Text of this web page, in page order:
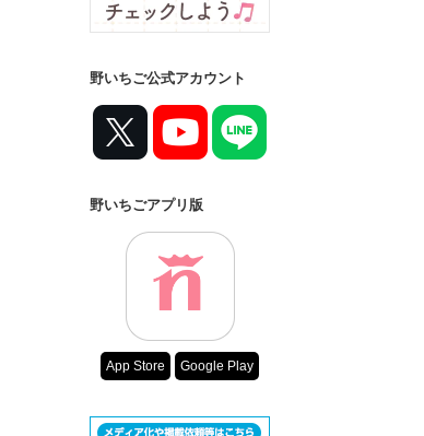
野いちご公式アカウント
野いちごアプリ版
App Store Google Play